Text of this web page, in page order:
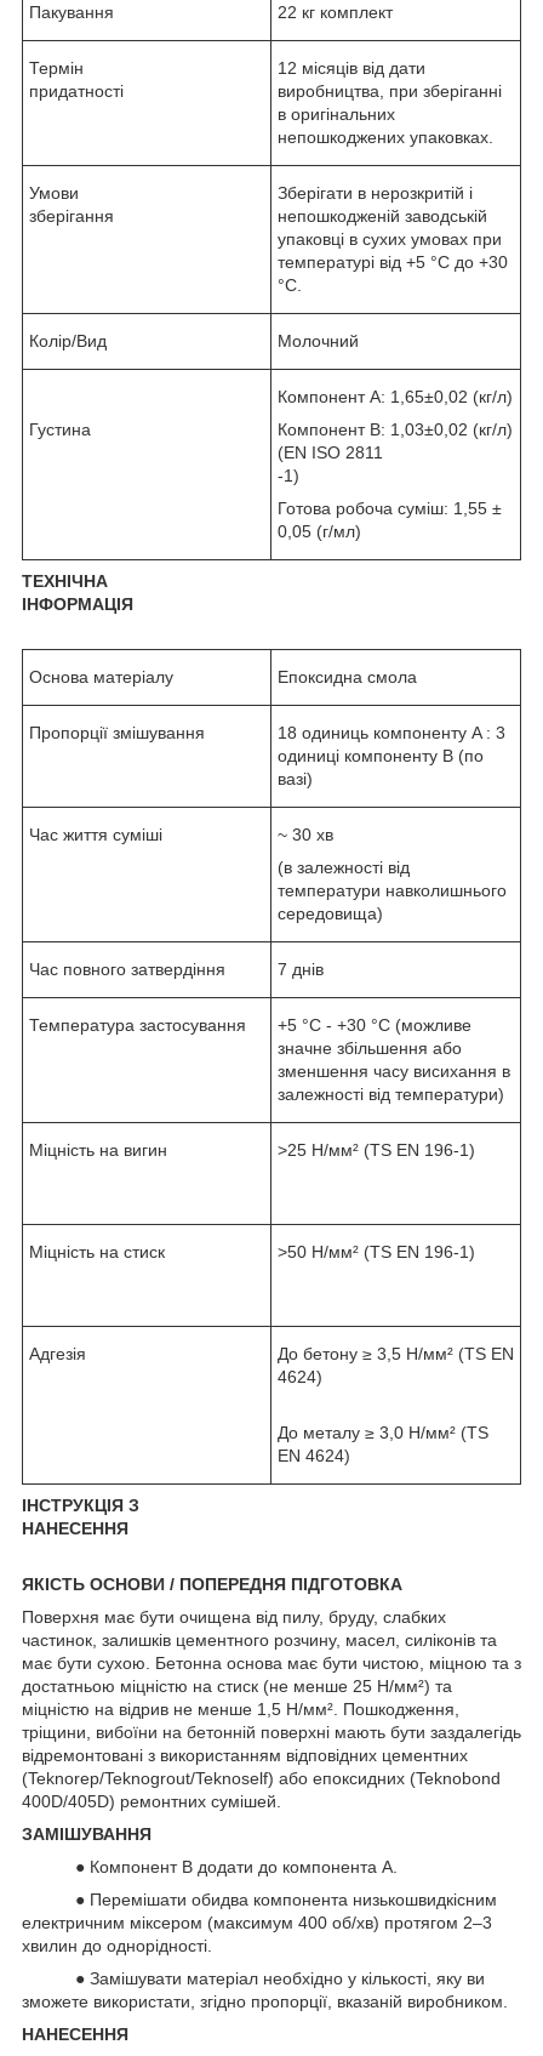
Пакування 22 кг комплект
Термін
придатності
12 місяців від дати
виробництва, при зберіганні
в оригінальних
непошкоджених упаковках.
Умови
зберігання
Зберігати в нерозкритій і
непошкодженій заводській
упаковці в сухих умовах при
температурі від +5 °C до +30
°C.
Колір/Вид Молочний
Густина
Компонент А: 1,65±0,02 (кг/л)
Компонент В: 1,03±0,02 (кг/л)
(EN ISO 2811
-1)
Готова робоча суміш: 1,55 ±
0,05 (г/мл)
ТЕХНІЧНА
ІНФОРМАЦІЯ
Основа матеріалу Епоксидна смола
Пропорції змішування
18 одиниць компоненту A : 3
одиниці компоненту B (по
вазі)
Час життя суміші
~ 30 хв
(в залежності від
температури навколишнього
середовища)
Час повного затвердіння 7 днів
Температура застосування
+5 °С - +30 °С (можливе
значне збільшення або
зменшення часу висихання в
залежності від температури)
Міцність на вигин >25 Н/мм² (TS EN 196-1)
Міцність на стиск >50 Н/мм² (TS EN 196-1)
Адгезія
До бетону ≥ 3,5 Н/мм² (TS EN
4624)
До металу ≥ 3,0 Н/мм² (TS
EN 4624)
ІНСТРУКЦІЯ З
НАНЕСЕННЯ
ЯКІСТЬ ОСНОВИ / ПОПЕРЕДНЯ ПІДГОТОВКА
Поверхня має бути очищена від пилу, бруду, слабких
частинок, залишків цементного розчину, масел, силіконів та
має бути сухою. Бетонна основа має бути чистою, міцною та з
достатньою міцністю на стиск (не менше 25 Н/мм²) та
міцністю на відрив не менше 1,5 Н/мм². Пошкодження,
тріщини, вибоїни на бетонній поверхні мають бути заздалегідь
відремонтовані з використанням відповідних цементних
(Teknorep/Teknogrout/Teknoself) або епоксидних (Teknobond
400D/405D) ремонтних сумішей.
ЗАМІШУВАННЯ
● Компонент B додати до компонента A.
● Перемішати обидва компонента низькошвидкісним
електричним міксером (максимум 400 об/хв) протягом 2–3
хвилин до однорідності.
● Замішувати матеріал необхідно у кількості, яку ви
зможете використати, згідно пропорції, вказаній виробником.
НАНЕСЕННЯ